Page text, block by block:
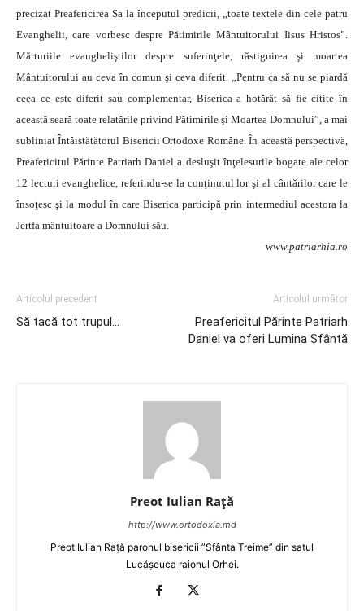
precizat Preafericirea Sa la începutul predicii, „toate textele din cele patru
Evanghelii, care vorbesc despre Pătimirile Mântuitorului Iisus Hristos”.
Mărturiile evangheliştilor despre suferinţele, răstignirea şi moartea
Mântuitorului au ceva în comun şi ceva diferit. „Pentru ca să nu se piardă
ceea ce este diferit sau complementar, Biserica a hotărât să fie citite în
această seară toate relatările privind Pătimirile şi Moartea Domnului”, a mai
subliniat Întâistătătorul Bisericii Ortodoxe Române. În această perspectivă,
Preafericitul Părinte Patriarh Daniel a desluşit înţelesurile bogate ale celor
12 lecturi evanghelice, referindu-se la conţinutul lor şi al cântărilor care le
însoţesc şi la modul în care Biserica participă prin intermediul acestora la
Jertfa mântuitoare a Domnului său.
www.patriarhia.ro
Articolul precedent
Să tacă tot trupul…
Articolul următor
Preafericitul Părinte Patriarh
Daniel va oferi Lumina Sfântă
Preot Iulian Raţă
http://www.ortodoxia.md
Preot Iulian Rață parohul bisericii ”Sfânta Treime” din satul
Lucășeuca raionul Orhei.